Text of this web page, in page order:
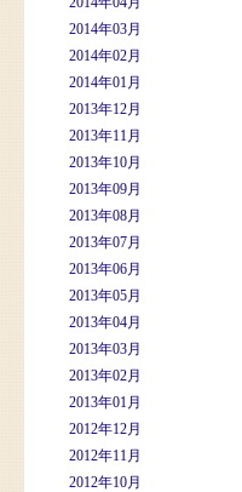
2014年03月
2014年02月
2014年01月
2013年12月
2013年11月
2013年10月
2013年09月
2013年08月
2013年07月
2013年06月
2013年05月
2013年04月
2013年03月
2013年02月
2013年01月
2012年12月
2012年11月
2012年10月